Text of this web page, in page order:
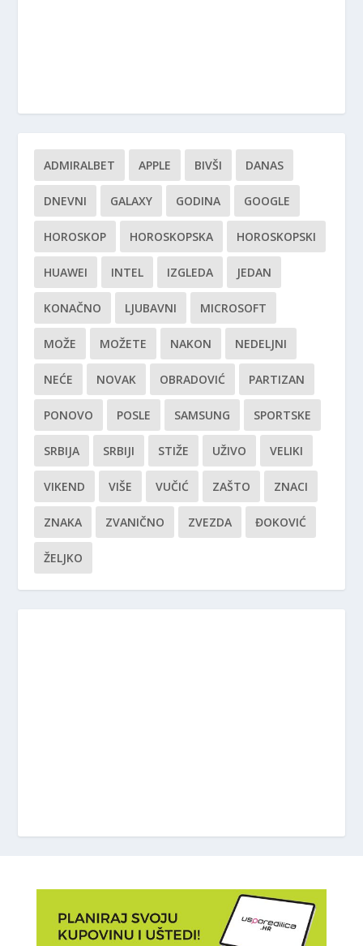
ADMIRALBET APPLE BIVŠI DANAS
DNEVNI GALAXY GODINA GOOGLE
HOROSKOP HOROSKOPSKA HOROSKOPSKI
HUAWEI INTEL IZGLEDA JEDAN
KONAČNO LJUBAVNI MICROSOFT
MOŽE MOŽETE NAKON NEDELJNI
NEĆE NOVAK OBRADOVIĆ PARTIZAN
PONOVO POSLE SAMSUNG SPORTSKE
SRBIJA SRBIJI STIŽE UŽIVO VELIKI
VIKEND VIŠE VUČIĆ ZAŠTO ZNACI
ZNAKA ZVANIČNO ZVEZDA ĐOKOVIĆ
ŽELJKO